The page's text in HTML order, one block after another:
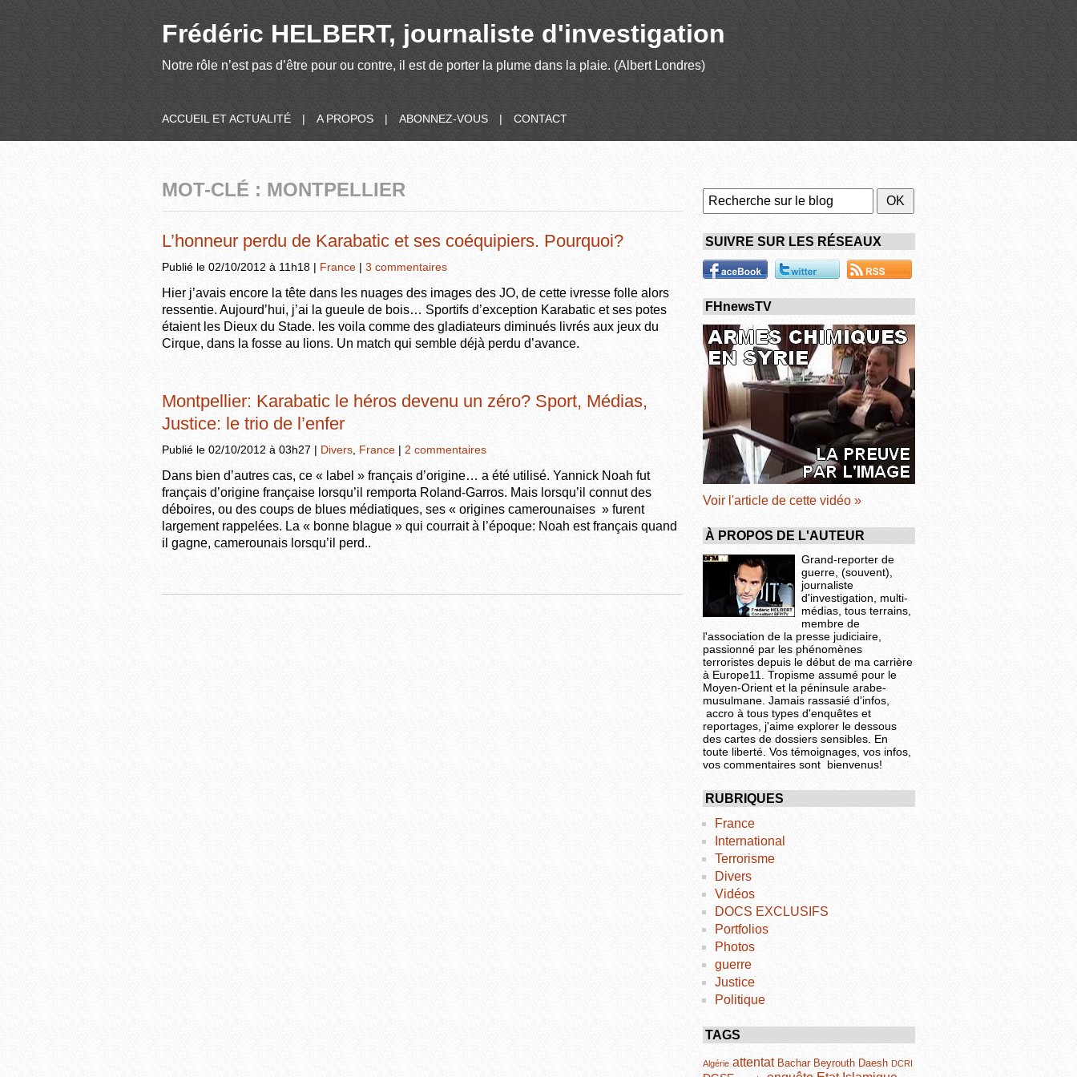
Frédéric HELBERT, journaliste d'investigation
Notre rôle n’est pas d’être pour ou contre, il est de porter la plume dans la plaie. (Albert Londres)
ACCUEIL ET ACTUALITÉ | A PROPOS | ABONNEZ-VOUS | CONTACT
MOT-CLÉ : MONTPELLIER
L’honneur perdu de Karabatic et ses coéquipiers. Pourquoi?
Publié le 02/10/2012 à 11h18 | France | 3 commentaires
Hier j’avais encore la tête dans les nuages des images des JO, de cette ivresse folle alors
ressentie. Aujourd’hui, j’ai la gueule de bois… Sportifs d’exception Karabatic et ses potes
étaient les Dieux du Stade. les voila comme des gladiateurs diminués livrés aux jeux du
Cirque, dans la fosse au lions. Un match qui semble déjà perdu d’avance.
Montpellier: Karabatic le héros devenu un zéro? Sport, Médias,
Justice: le trio de l’enfer
Publié le 02/10/2012 à 03h27 | Divers France | 2 commentaires
Dans bien d’autres cas, ce « label » français d’origine… a été utilisé. Yannick Noah fut
français d’origine française lorsqu’il remporta Roland-Garros. Mais lorsqu’il connut des
déboires, ou des coups de blues médiatiques, ses « origines camerounaises » furent
largement rappelées. La « bonne blague » qui courrait à l’époque: Noah est français quand
il gagne, camerounais lorsqu’il perd..
SUIVRE SUR LES RÉSEAUX
FHnewsTV
Voir l'article de cette vidéo »
À PROPOS DE L'AUTEUR
Grand-reporter de
guerre, (souvent),
journaliste
d'investigation, multi-
médias, tous terrains,
membre de
l'association de la presse judiciaire,
passionné par les phénomènes
terroristes depuis le début de ma carrière
à Europe11. Tropisme assumé pour le
Moyen-Orient et la péninsule arabe-
musulmane. Jamais rassasié d'infos,
accro à tous types d'enquêtes et
reportages, j'aime explorer le dessous
des cartes de dossiers sensibles. En
toute liberté. Vos témoignages, vos infos,
vos commentaires sont bienvenus!
RUBRIQUES
France
International
Terrorisme
Divers
Vidéos
DOCS EXCLUSIFS
Portfolios
Photos
guerre
Justice
Politique
TAGS
Algérie attentat Bachar Beyrouth Daesh DCRI